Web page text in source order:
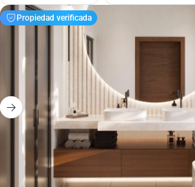
Propiedad verificada
2 020 000